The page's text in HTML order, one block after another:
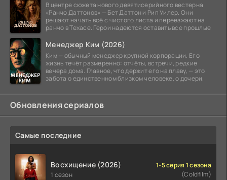
В центре сюжета нового девятисерийного вестерна
«Ранчо Даттонов» — Бет Даттон и Рип Уилер. Они
решают начать всё с чистого листа и переезжают на
ранчо в Техасе. Герои надеются оставить все прошлые
Менеджер Ким (2026)
Ким — обычный менеджер крупной корпорации. Его
жизнь течёт размеренно: отчёты, встречи, редкие
вечера дома. Главное, что держит его на плаву, — это
забота о единственном близком человеке, о дочери.
Обновления сериалов
Самые последние
Восхищение (2026)
1 сезон
1-5 серия 1 сезона
(Coldfilm)